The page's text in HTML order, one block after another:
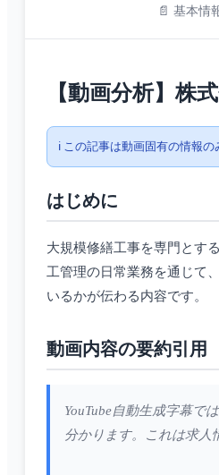
📄 基本情
【動画分析】株
ℹ️ この記事は動画固有の情報
はじめに
大規模修繕工事を専門とす
工管理の日常業務を通じて
いるかが伝わる内容です。
動画内容の要約引用
YouTube自動生成字幕で
分かります。これは求人